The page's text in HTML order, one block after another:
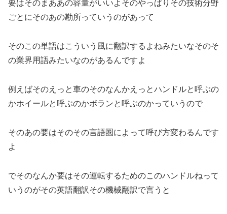
要はそのまああの容量がいいよそのやっぱりその技術分野
ごとにそのあの勘所っていうのがあって
そのこの単語はこういう風に翻訳するよねみたいなそのそ
の業界用語みたいなのがあるんですよ
例えばそのえっと車のそのなんかえっとハンドルと呼ぶの
かホイールと呼ぶのかボランと呼ぶのかっていうので
そのあの要はそのその言語圏によって呼び方変わるんです
よ
でそのなんか要はその運転するためのこのハンドルねって
いうのがその英語翻訳その機械翻訳で言うと